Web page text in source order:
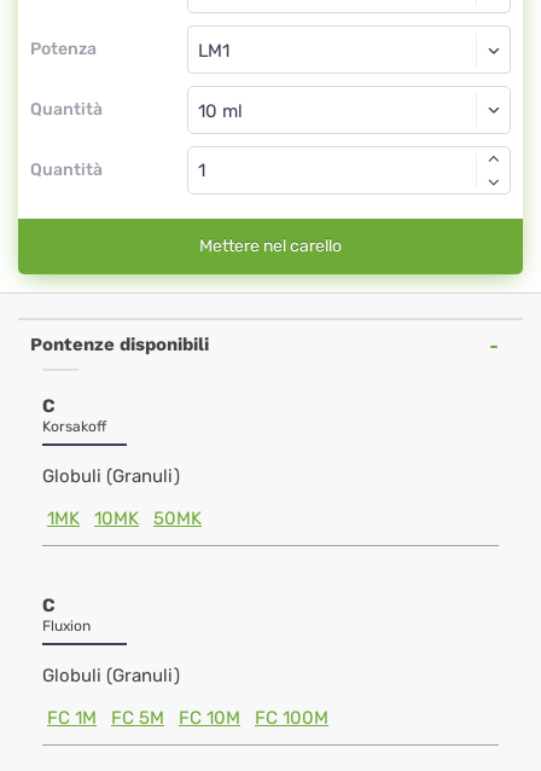
Potenza
Gocce
LM1
Quantità
Gocce
Quantità
Mettere nel carello
Pontenze disponibili
C
Korsakoff
Globuli (Granuli)
1MK
10MK 50MK
C
Fluxion
Globuli (Granuli)
FC 1M
FC 5M FC 10M FC 100M